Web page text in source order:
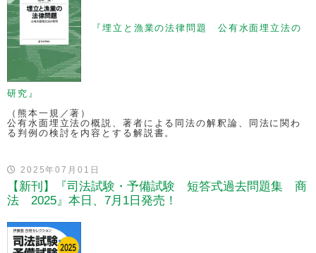
『埋立と漁業の法律問題 公有水面埋立法の
研究』
（熊本一規／著）
公有水面埋立法の概説、著者による同法の解釈論、同法に関わ
る判例の検討を内容とする解説書。
2025年07月01日
【新刊】『司法試験・予備試験 短答式過去問題集 商
法 2025』本日、7月1日発売！